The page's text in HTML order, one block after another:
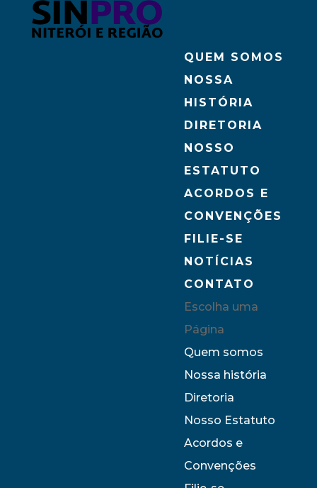
QUEM SOMOS
NOSSA
HISTÓRIA
DIRETORIA
NOSSO
ESTATUTO
ACORDOS E
CONVENÇÕES
FILIE-SE
NOTÍCIAS
CONTATO
Escolha uma
Página
Quem somos
Nossa história
Diretoria
Nosso Estatuto
Acordos e
Convenções